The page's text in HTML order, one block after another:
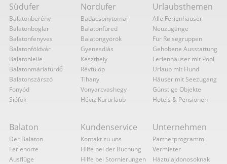
Südufer
Balatonberény
Balatonboglar
Balatonfenyves
Balatonföldvár
Balatonlelle
Balatonmáriafürdő
Balatonszárszó
Fonyód
Siófok
Nordufer
Badacsonytomaj
Balatonfüred
Balatongyörök
Gyenesdiás
Keszthely
Révfülöp
Tihany
Vonyarcvashegy
Héviz Kururlaub
Urlaubsthemen
Alle Ferienhäuser
Neuzugänge
Für Reisegruppen
Gehobene Ausstattung
Ferienhäuser mit Pool
Urlaub mit Hund
Häuser mit Seezugang
Günstige Objekte
Hotels & Pensionen
Balaton
Der Balaton
Ferienorte
Ausflüge
Kundenservice
Kontakt zu uns
Hilfe bei der Buchung
Hilfe bei Stornierungen
Unternehmen
Partnerprogramm
Vermieter
Háztulajdonosoknak